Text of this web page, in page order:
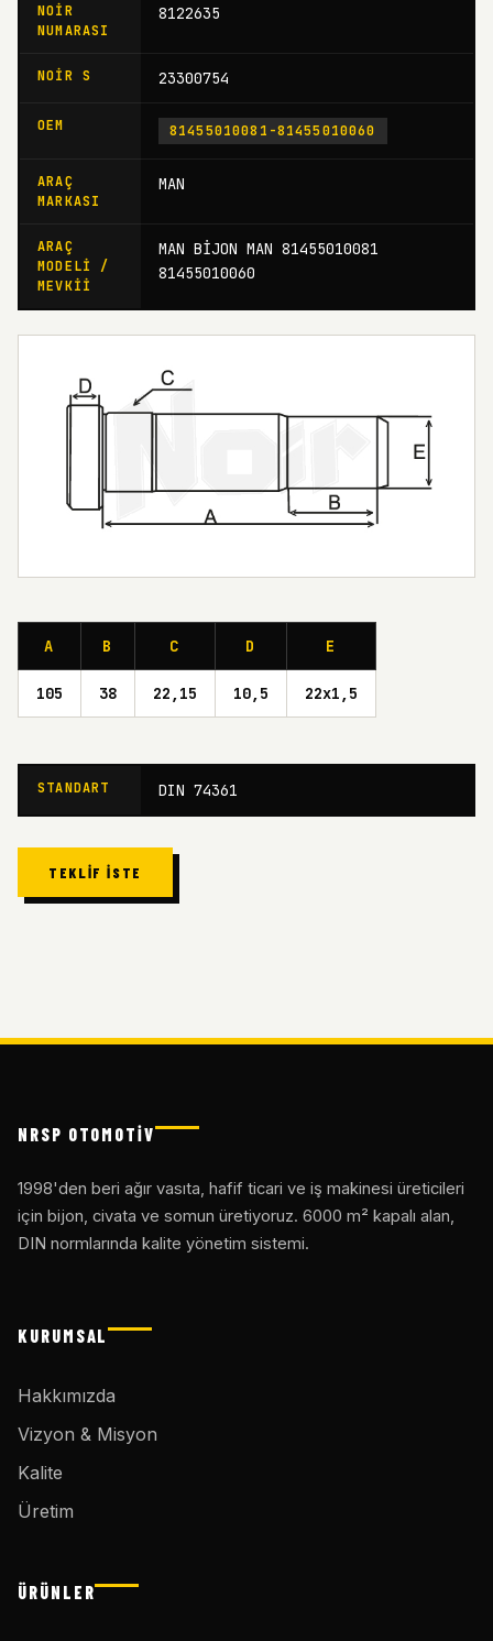
NOIR
NUMARASI
8122635
NOIR S 23300754
OEM 81455010081-81455010060
ARAÇ
MARKASI
MAN
ARAÇ
MODELI /
MEVKII
MAN BİJON MAN 81455010081
81455010060
A B C D E
105 38 22,15 10,5 22x1,5
STANDART DIN 74361
TEKLIF İSTE
NRSP OTOMOTİV
1998'den beri ağır vasıta, hafif ticari ve iş makinesi üreticileri
için bijon, civata ve somun üretiyoruz. 6000 m² kapalı alan,
DIN normlarında kalite yönetim sistemi.
KURUMSAL
Hakkımızda
Vizyon & Misyon
Kalite
Üretim
ÜRÜNLER